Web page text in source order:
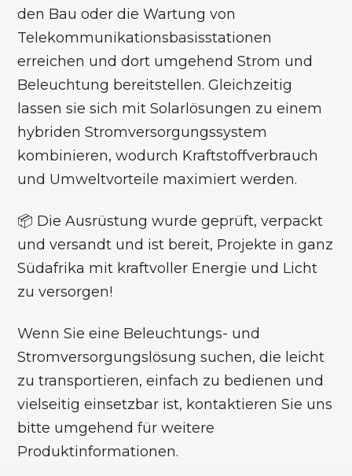
den Bau oder die Wartung von
Telekommunikationsbasisstationen
erreichen und dort umgehend Strom und
Beleuchtung bereitstellen. Gleichzeitig
lassen sie sich mit Solarlösungen zu einem
hybriden Stromversorgungssystem
kombinieren, wodurch Kraftstoffverbrauch
und Umweltvorteile maximiert werden.
📦 Die Ausrüstung wurde geprüft, verpackt
und versandt und ist bereit, Projekte in ganz
Südafrika mit kraftvoller Energie und Licht
zu versorgen!
Wenn Sie eine Beleuchtungs- und
Stromversorgungslösung suchen, die leicht
zu transportieren, einfach zu bedienen und
vielseitig einsetzbar ist, kontaktieren Sie uns
bitte umgehend für weitere
Produktinformationen.